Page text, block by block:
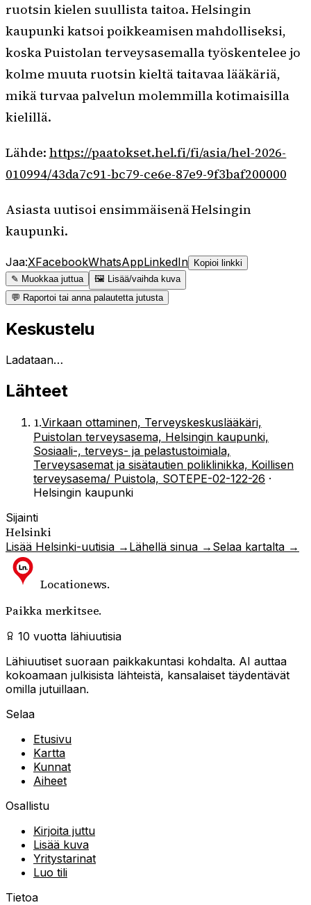
ruotsin kielen suullista taitoa. Helsingin
kaupunki katsoi poikkeamisen mahdolliseksi,
koska Puistolan terveysasemalla työskentelee jo
kolme muuta ruotsin kieltä taitavaa lääkäriä,
mikä turvaa palvelun molemmilla kotimaisilla
kielillä.
Lähde: https://paatokset.hel.fi/fi/asia/hel-2026-
010994/43da7c91-bc79-ce6e-87e9-9f3baf200000
Asiasta uutisoi ensimmäisenä Helsingin
kaupunki.
Jaa:XFacebookWhatsAppLinkedIn
Kopioi linkki
✎ Muokkaa juttua
🖼 Lisää/vaihda kuva
💬 Raportoi tai anna palautetta jutusta
Keskustelu
Ladataan…
Lähteet
1.Virkaan ottaminen, Terveyskeskuslääkäri,
Puistolan terveysasema, Helsingin kaupunki,
Sosiaali-, terveys- ja pelastustoimiala,
Terveysasemat ja sisätautien poliklinikka, Koillisen
terveysasema/ Puistola, SOTEPE-02-122-26 ·
Helsingin kaupunki
Sijainti
Helsinki
Lisää Helsinki-uutisia → Lähellä sinua → Selaa kartalta →
Locationews.
Paikka merkitsee.
10 vuotta lähiuutisia
Lähiuutiset suoraan paikkakuntasi kohdalta. AI auttaa
kokoamaan julkisista lähteistä, kansalaiset täydentävät
omilla jutuillaan.
Selaa
Etusivu
Kartta
Kunnat
Aiheet
Osallistu
Kirjoita juttu
Lisää kuva
Yritystarinat
Luo tili
Tietoa